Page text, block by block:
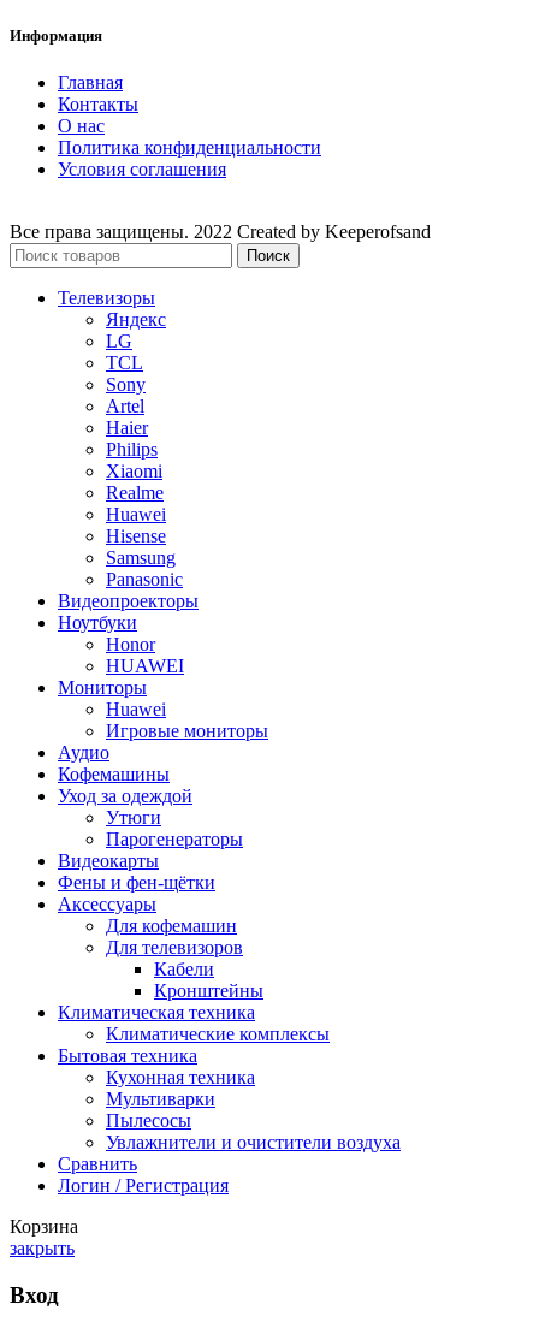
Информация
Главная
Контакты
О нас
Политика конфиденциальности
Условия соглашения
Все права защищены. 2022 Created by Keeperofsand
Поиск
Телевизоры
Яндекс
LG
TCL
Sony
Artel
Haier
Philips
Xiaomi
Realme
Huawei
Hisense
Samsung
Panasonic
Видеопроекторы
Ноутбуки
Honor
HUAWEI
Мониторы
Huawei
Игровые мониторы
Аудио
Кофемашины
Уход за одеждой
Утюги
Парогенераторы
Видеокарты
Фены и фен-щётки
Аксессуары
Для кофемашин
Для телевизоров
Кабели
Кронштейны
Климатическая техника
Климатические комплексы
Бытовая техника
Кухонная техника
Мультиварки
Пылесосы
Увлажнители и очистители воздуха
Сравнить
Логин / Регистрация
Корзина
закрыть
Вход